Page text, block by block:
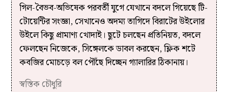
গিল-বৈভব-অভিষেক পরবর্তী যুগে যেখানে বদলে গিয়েছে টি-
টোয়েন্টির সংজ্ঞা, সেখানেও অদম্য তাগিদে বিরাটের উইলোর
উইলে কিছু প্রামাণ্য খোদাই। ছুটে চলছেন প্রতিনিয়ত, বদলে
ফেলছেন নিজেকে, সিঙ্গেলকে ডাবল করছেন, ফ্লিক শটে
কবজির মোচড়ে বল পৌঁছে দিচ্ছেন গ্যালারির ঠিকানায়।
স্বস্তিক চৌধুরি